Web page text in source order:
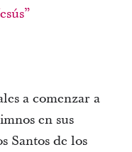
a comenzar a
en sus
Santos de los